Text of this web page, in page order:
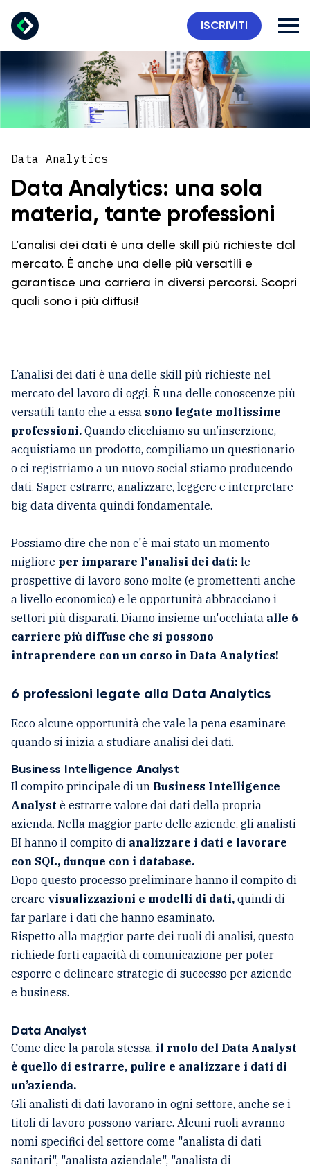
ISCRIVITI
Data Analytics
Data Analytics: una sola
materia, tante professioni
L’analisi dei dati è una delle skill più richieste dal
mercato. È anche una delle più versatili e
garantisce una carriera in diversi percorsi. Scopri
quali sono i più diffusi!
L’analisi dei dati è una delle skill più richieste nel
mercato del lavoro di oggi. È una delle conoscenze più
versatili tanto che a essa sono legate moltissime
professioni. Quando clicchiamo su un’inserzione,
acquistiamo un prodotto, compiliamo un questionario
o ci registriamo a un nuovo social stiamo producendo
dati. Saper estrarre, analizzare, leggere e interpretare
big data diventa quindi fondamentale.
Possiamo dire che non c'è mai stato un momento
migliore per imparare l'analisi dei dati: le
prospettive di lavoro sono molte (e promettenti anche
a livello economico) e le opportunità abbracciano i
settori più disparati. Diamo insieme un'occhiata alle 6
carriere più diffuse che si possono
intraprendere con un corso in Data Analytics!
6 professioni legate alla Data Analytics
Ecco alcune opportunità che vale la pena esaminare
quando si inizia a studiare analisi dei dati.
Business Intelligence Analyst
Il compito principale di un Business Intelligence
Analyst è estrarre valore dai dati della propria
azienda. Nella maggior parte delle aziende, gli analisti
BI hanno il compito di analizzare i dati e lavorare
con SQL, dunque con i database.
Dopo questo processo preliminare hanno il compito di
creare visualizzazioni e modelli di dati, quindi di
far parlare i dati che hanno esaminato.
Rispetto alla maggior parte dei ruoli di analisi, questo
richiede forti capacità di comunicazione per poter
esporre e delineare strategie di successo per aziende
e business.
Data Analyst
Come dice la parola stessa, il ruolo del Data Analyst
è quello di estrarre, pulire e analizzare i dati di
un’azienda.
Gli analisti di dati lavorano in ogni settore, anche se i
titoli di lavoro possono variare. Alcuni ruoli avranno
nomi specifici del settore come "analista di dati
sanitari", "analista aziendale", "analista di